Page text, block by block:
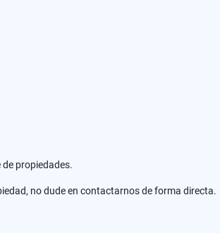
propiedades.
no dude en contactarnos de forma directa.